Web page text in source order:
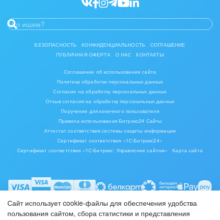
Юриспруденция
БЕЗОПАСНОСТЬ КОНФИДЕНЦИАЛЬНОСТЬ
СОГЛАШЕНИЕ
ПУБЛИЧНАЯ ОФЕРТА
О НАС КОНТАКТЫ
Соглашение об использовании сайта
Политика обработки персональных данных
Согласие на обработку персональных данных
Отзыв согласия на обработку персональных данных
Поручение для конечного пользователя
Правила использования Битрикс24 Сайты
Аттестат соответствия системы защиты информации
Сертификат соответствия «1С-Битрикс24»
Сертификат соответствия «1С-Битрикс: Управление сайтом»
Карта сайта
Сайт использует cookie-файлы для обеспечения удобства
пользования сайтом, сбора статистики и представления